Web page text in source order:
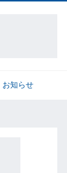
お知らせ